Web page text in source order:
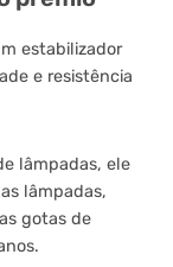
estabilizador
e resistência
lâmpadas, ele
lâmpadas,
gotas de